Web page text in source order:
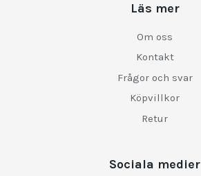
Läs mer
Om oss
Kontakt
Frågor och svar
Köpvillkor
Retur
Sociala medier